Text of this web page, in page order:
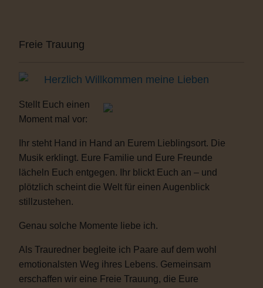
Freie Trauung
Herzlich Willkommen meine Lieben
Stellt Euch einen
Moment mal vor:
Ihr steht Hand in Hand an Eurem Lieblingsort. Die
Musik erklingt. Eure Familie und Eure Freunde
lächeln Euch entgegen. Ihr blickt Euch an – und
plötzlich scheint die Welt für einen Augenblick
stillzustehen.
Genau solche Momente liebe ich.
Als Trauredner begleite ich Paare auf dem wohl
emotionalsten Weg ihres Lebens. Gemeinsam
erschaffen wir eine Freie Trauung, die Eure